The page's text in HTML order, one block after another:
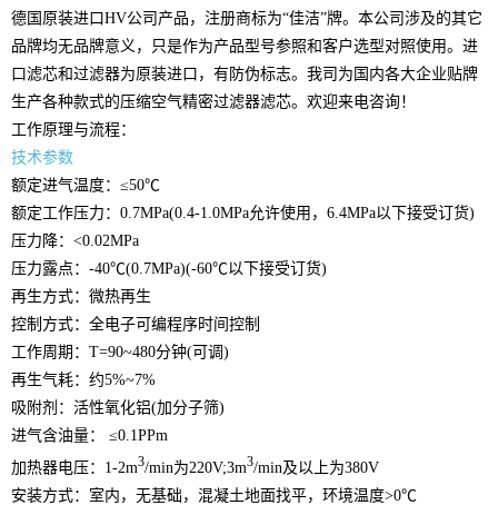
德国原装进口HV公司产品，注册商标为“佳洁”牌。本公司涉及的其它
品牌均无品牌意义，只是作为产品型号参照和客户选型对照使用。进
口滤芯和过滤器为原装进口，有防伪标志。我司为国内各大企业贴牌
生产各种款式的压缩空气精密过滤器滤芯。欢迎来电咨询！
工作原理与流程：
技术参数
额定进气温度：≤50℃
额定工作压力： 0.7MPa(0.4-1.0MPa允许使用， 6.4MPa以下接受订货)
压力降： <0.02MPa
压力露点： -40℃(0.7MPa)(-60℃以下接受订货)
再生方式：微热再生
控制方式：全电子可编程序时间控制
工作周期： T=90~480分钟(可调)
再生气耗：约5%~7%
吸附剂：活性氧化铝(加分子筛)
进气含油量：
≤0.1PPm
加热器电压： 1-2m3/min为220V;3m3/min及以上为380V
安装方式：室内，无基础，混凝土地面找平，环境温度>0℃